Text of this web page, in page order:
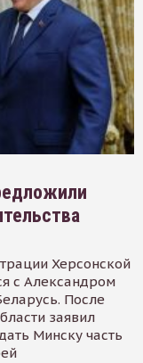
Херсонской
с Александром
После
заявил
Минску часть